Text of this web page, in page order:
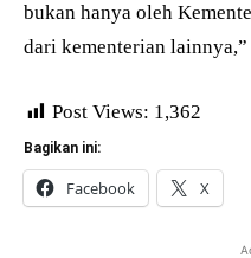
bukan hanya oleh
dari kementerian
Post Views: 1,362
Bagikan ini:
Facebook X